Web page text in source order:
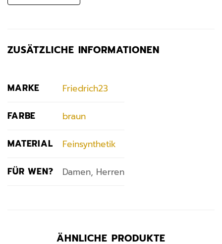
ZUSÄTZLICHE INFORMATIONEN
MARKE Friedrich23
FARBE braun
MATERIAL Feinsynthetik
FÜR WEN? Damen, Herren
ÄHNLICHE PRODUKTE